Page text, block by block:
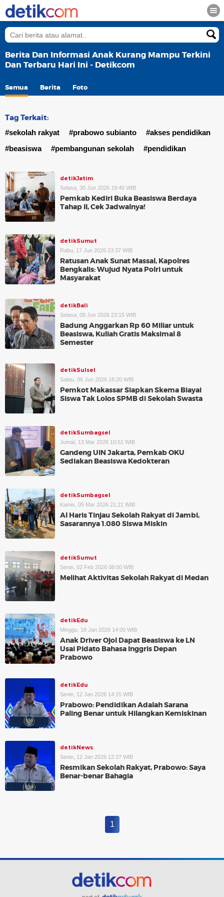
Berita Dan Informasi Anak Kurang Mampu Terkini
Dan Terbaru Hari Ini - Detikcom
Semua Berita Foto
Tag Terkait:
#sekolah rakyat #prabowo subianto
#akses pendidikan
#beasiswa
#pembangunan sekolah #pendidikan
detikJatim
Selasa, 30 Jun 2026 19:40 WIB
Pemkab Kediri Buka Beasiswa Berdaya
Tahap II, Cek Jadwalnya!
detikSumut
Rabu, 17 Jun 2026 23:37 WIB
Ratusan Anak Sunat Massal, Kapolres
Bengkalis: Wujud Nyata Polri untuk
Masyarakat
detikBali
Selasa, 09 Jun 2026 23:15 WIB
Badung Anggarkan Rp 60 Miliar untuk
Beasiswa, Kuliah Gratis Maksimal 8
Semester
detikSulsel
Sabtu, 06 Jun 2026 18:20 WIB
Pemkot Makassar Siapkan Skema Biayai
Siswa Tak Lolos SPMB di Sekolah Swasta
detikSumbagsel
Jumat, 13 Mar 2026 10:51 WIB
Gandeng UIN Jakarta, Pemkab OKU
Sediakan Beasiswa Kedokteran
detikSumbagsel
Kamis, 05 Mar 2026 21:21 WIB
Al Haris Tinjau Sekolah Rakyat di Jambi,
Sasarannya 1.080 Siswa Miskin
detikSumut
Senin, 02 Feb 2026 08:00 WIB
Melihat Aktivitas Sekolah Rakyat di Medan
detikEdu
Minggu, 18 Jan 2026 14:00 WIB
Anak Driver Ojol Dapat Beasiswa ke LN
Usai Pidato Bahasa Inggris Depan
Prabowo
detikEdu
Senin, 12 Jan 2026 14:15 WIB
Prabowo: Pendidikan Adalah Sarana
Paling Benar untuk Hilangkan Kemiskinan
detikNews
Senin, 12 Jan 2026 12:37 WIB
Resmikan Sekolah Rakyat, Prabowo: Saya
Benar-benar Bahagia
1